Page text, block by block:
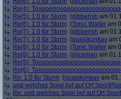
Re(4):
Re(5): 1:0 für Sturm (gibberish am
Re(6): 1:0 für Sturm (Tonic Walter am
Re(7): 1:0 für Sturm (gibberish am
Re(7): 1:0 für Sturm (quasikonkav am
Re(8): 1:0 für Sturm (Tonic Walter am
Re(8): 1:0 für Sturm (piiceman am
Re(5):
Re(6):
Re: 1:0 für Sturm (quasikonkav am
und welches Spiel lief auf Orf
Re: und welches Spiel lief auf Orf